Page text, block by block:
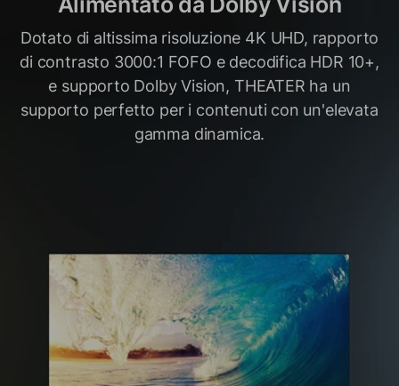
Dotato di altissima risoluzione 4K UHD, rapporto
di contrasto 3000:1 FOFO e decodifica HDR 10+,
e supporto Dolby Vision, THEATER ha un
supporto perfetto per i contenuti con un'elevata
gamma dinamica.